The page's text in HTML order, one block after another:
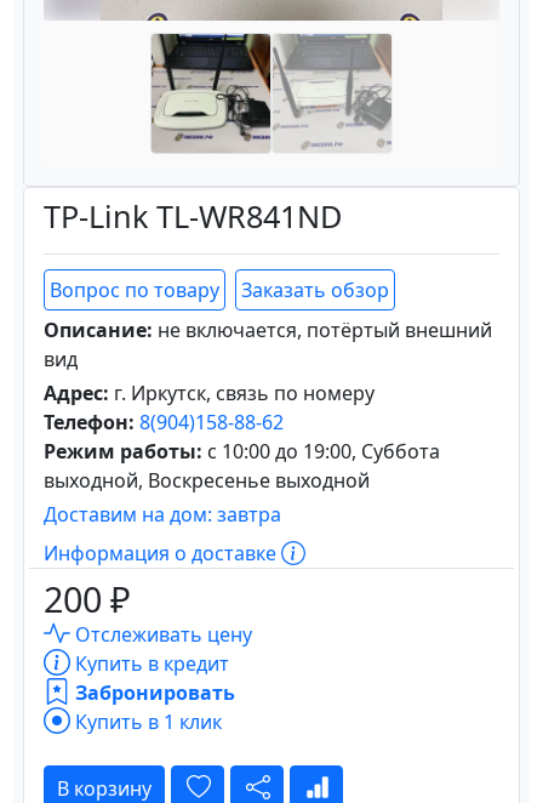
TP-Link TL-WR841ND
Вопрос по товару
Заказать обзор
Описание: не включается, потёртый внешний
вид
Адрес: г. Иркутск, связь по номеру
Телефон: 8(904)158-88-62
Режим работы: с 10:00 до 19:00, Суббота
выходной, Воскресенье выходной
Доставим на дом: завтра
Информация о доставке
200 ₽
Отслеживать цену
Купить в кредит
Забронировать
Купить в 1 клик
В корзину